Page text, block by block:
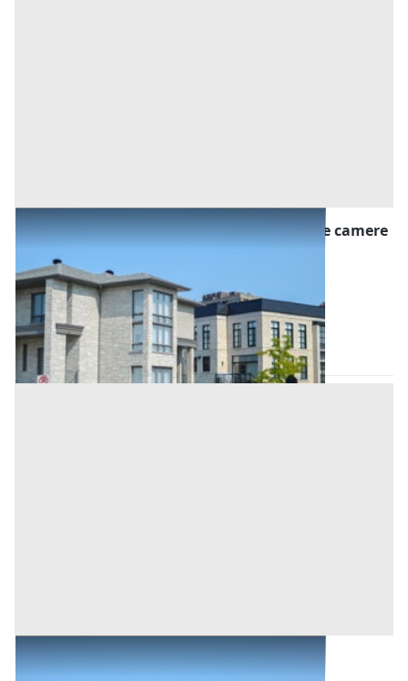
Asta Appartamento civile con verande e tre camere
in edificio a quattro livelli
Orotelli (Nuoro)
Offerta minima
30.747,23 € 40.996,31 €
Codice asta:
33c47485
Asta chiusa
Villini all'asta a Provincia sconosciuta